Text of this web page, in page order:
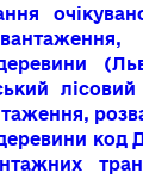
код
тра